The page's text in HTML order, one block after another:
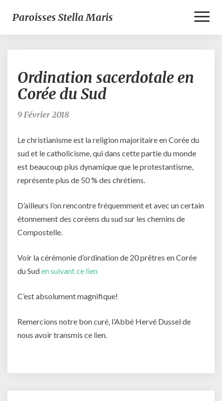
Paroisses Stella Maris
sacerdotale
en
Ordination sacerdotale en
Corée du Sud
9 Février 2018
Le christianisme est la religion majoritaire en Corée du
sud et le catholicisme, qui dans cette partie du monde
est beaucoup plus dynamique que le protestantisme,
représente plus de 50 % des chrétiens.
D’ailleurs l’on rencontre fréquemment et avec un certain
étonnement des coréens du sud sur les chemins de
Compostelle.
Voir la cérémonie d’ordination de 20 prêtres en Corée
du Suden suivant ce lien
C’est absolument magnifique!
Remercions notre bon curé, l’Abbé Hervé Dussel de
nous avoir transmis ce lien.